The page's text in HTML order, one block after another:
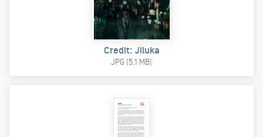
Credit: Jiluka
JPG (5.1 MB)